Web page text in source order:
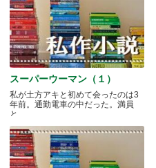
スーパーウーマン（１）
私が土方アキと初めて会ったのは3
年前。通勤電車の中だった。満員
と.....